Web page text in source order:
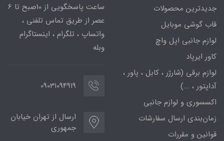
جدیدترین محصولات
قاب گوشی موبایل
لوازم جانبی اپل واچ
کاور ایرپاد
لوازم برقی (شارژر ، کابل ، پاور ،
آداپتور ، ...)
اکسسوری و لوازم جانبی
زمان‌بندی ارسال سفارشات
قوانین و مقررات
ساعت پاسخگویی از 10صبح تا 6
عصر از طریق تماس تلفنی ،
واتساپ ، تلگرام ، اینستاگرام
وبله
09031094919
ارسال از تهران خیابان
جمهوری